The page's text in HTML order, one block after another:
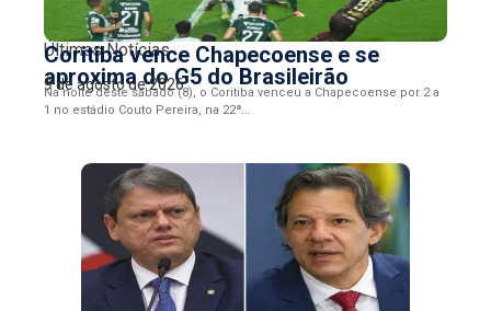
Últimas Notícias
Coritiba vence Chapecoense e se
aproxima do G5 do Brasileirão
9 de agosto de 2026
Na noite deste sábado (8), o Coritiba venceu a Chapecoense por 2 a
1 no estádio Couto Pereira, na 22ª...